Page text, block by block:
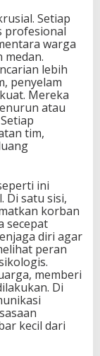
Setiap
profesional
warga
lebih
penyelam
Mereka
atau
tim,
ini
Di satu sisi,
korban
secepat
diri agar
peran
memberi
Di
kecil dari